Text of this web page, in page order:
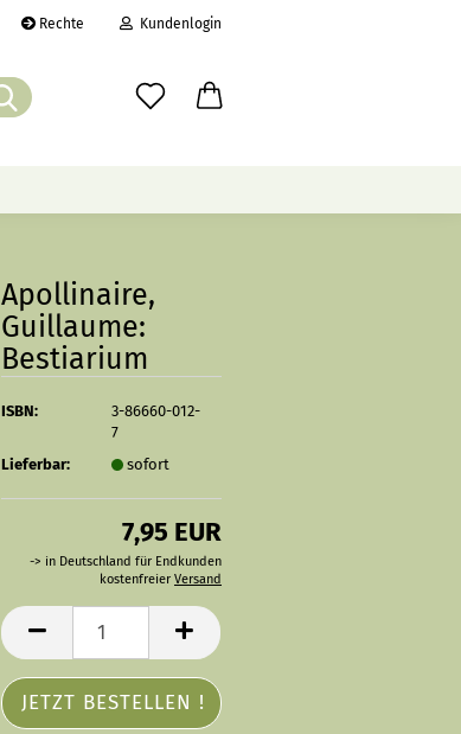
Rechte Kundenlogin
Suche...
Apollinaire,
Guillaume:
Bestiarium
ISBN:
3-86660-012-
7
Lieferbar:
sofort
7,95 EUR
-> in Deutschland für Endkunden
kostenfreier Versand